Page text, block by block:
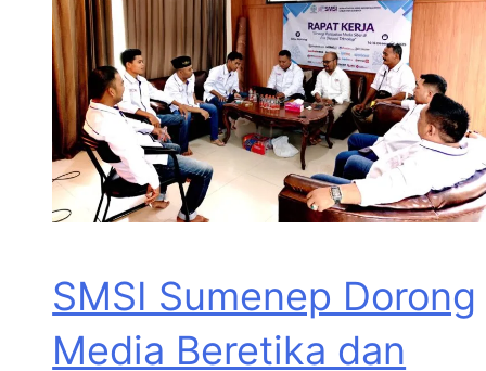
SMSI Sumenep Dorong
Media Beretika dan